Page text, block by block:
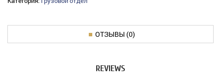
ОТЗЫВЫ (0)
REVIEWS